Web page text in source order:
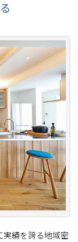
実績を誇る地域密